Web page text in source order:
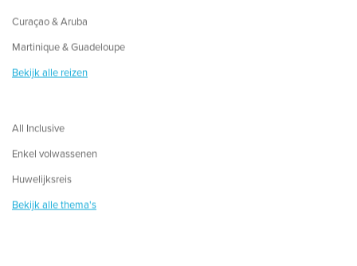
Curaçao & Aruba
Martinique & Guadeloupe
Bekijk alle reizen
All Inclusive
Enkel volwassenen
Huwelijksreis
Bekijk alle thema's